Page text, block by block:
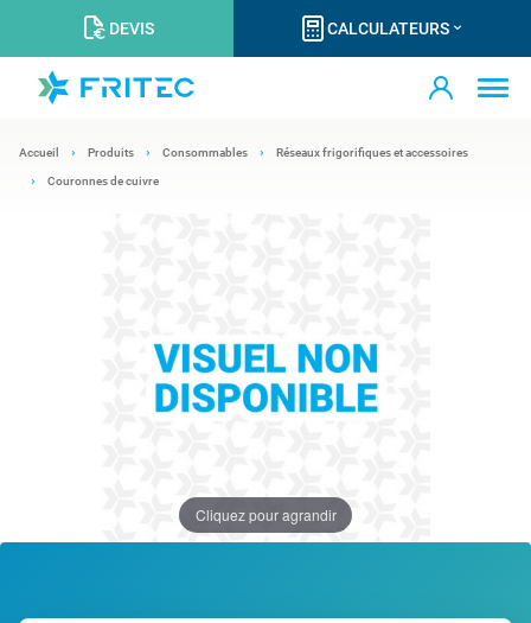
DEVIS CALCULATEURS
Accueil Produits Consommables Réseaux frigorifiques et accessoires
Couronnes de cuivre
Cliquez pour agrandir